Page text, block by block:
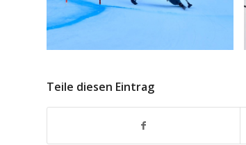
Teile diesen Eintrag